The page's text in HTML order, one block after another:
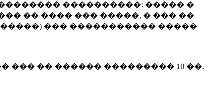
����������: ����� �
�� ���� ��� �����, � ��� ��
��� ����������� �����
��� �� ������ ��������� 10 ��.